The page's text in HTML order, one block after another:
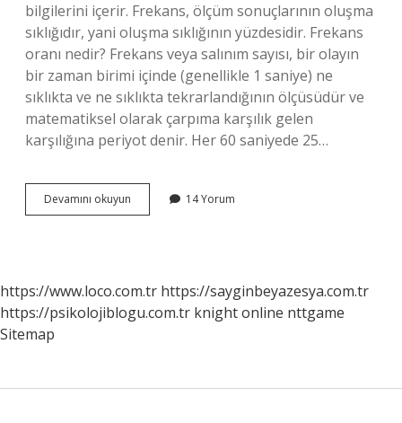
bilgilerini içerir. Frekans, ölçüm sonuçlarının oluşma
sıklığıdır, yani oluşma sıklığının yüzdesidir. Frekans
oranı nedir? Frekans veya salınım sayısı, bir olayın
bir zaman birimi içinde (genellikle 1 saniye) ne
sıklıkta ve ne sıklıkta tekrarlandığının ölçüsüdür ve
matematiksel olarak çarpıma karşılık gelen
karşılığına periyot denir. Her 60 saniyede 25…
Devamını okuyun
Dağılımı
14 Yorum
https://www.loco.com.tr https://sayginbeyazesya.com.tr
https://psikolojiblogu.com.tr knight online nttgame
Sitemap